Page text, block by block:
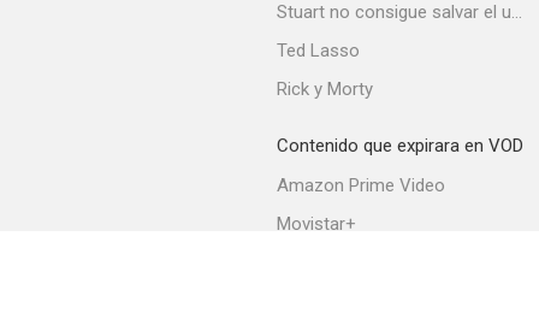
Stuart no consigue salvar el universo
Ted Lasso
Rick y Morty
Contenido que expirara en VOD
Amazon Prime Video
Movistar+